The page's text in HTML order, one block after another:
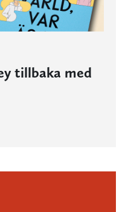
tillbaka med